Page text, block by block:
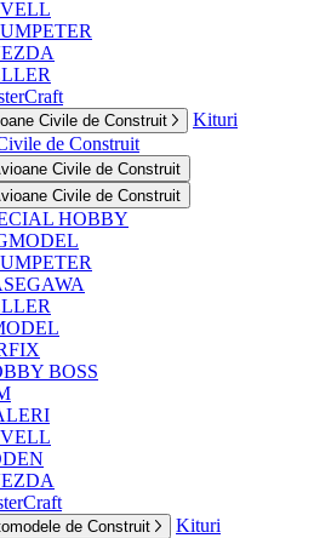
Civile de Construit
Kituri
de Construit
Civile de Construit
Civile de Construit
HOBBY
BOSS
de Construit
Kituri